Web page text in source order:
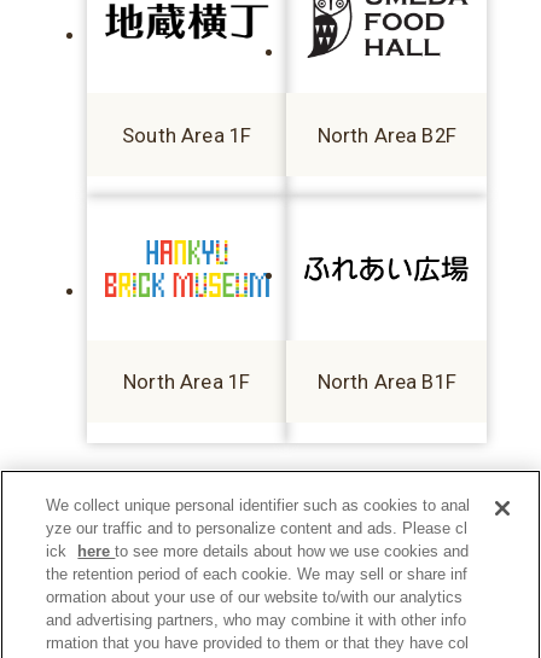
South Area 1F North Area B2F
North Area 1F North Area B1F
We collect unique personal identifier such as cookies to anal
yze our traffic and to personalize content and ads. Please cl
ick
hereto see more details about how we use cookies and
the retention period of each cookie. We may sell or share inf
ormation about your use of our website to/with our analytics
and advertising partners, who may combine it with other info
rmation that you have provided to them or that they have col